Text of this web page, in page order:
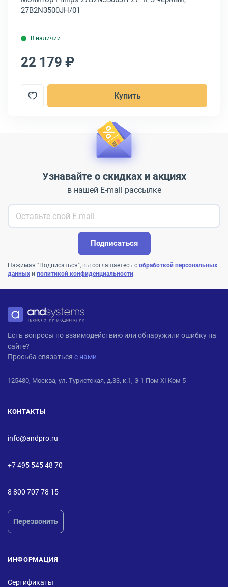
27B2N3500JH/01
В наличии
22 179 ₽
Купить
Узнавайте о скидках и акциях
в нашей E-mail рассылке
Подписаться
Нажимая "Подписаться", вы соглашаетесь с обработкой персональных
данных и политикой конфиденциальности.
ANDPRO
Есть вопросы по взаимодействию или обнаружили ошибку на
сайте?
Просьба связаться с нами
125480, Москва, ул. Туристская, д.33, к.1, Э 1 Пом XI Ком 5
КОНТАКТЫ
info@andpro.ru
+7 495 545 48 70
8 800 707 78 15
Перезвонить
ИНФОРМАЦИЯ
Сертификаты